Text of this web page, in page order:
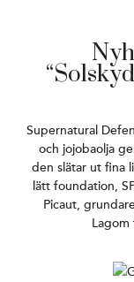
Supernatural
och jojobaolja
den slätar ut fina
lätt foundation,
Picaut,